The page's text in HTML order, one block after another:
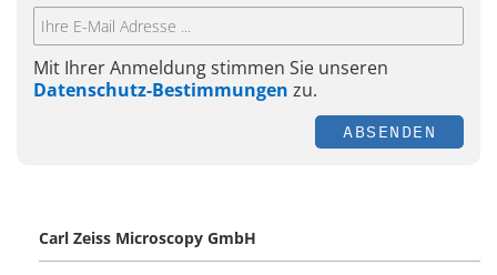
Mit Ihrer Anmeldung stimmen Sie unseren
Datenschutz-Bestimmungen zu.
ABSENDEN
Carl Zeiss Microscopy GmbH